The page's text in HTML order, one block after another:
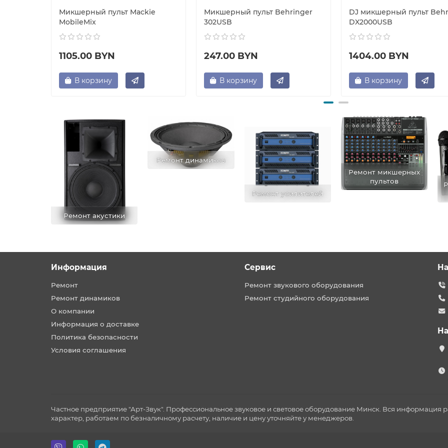
Микшерный пульт Mackie
MobileMix
1105.00 BYN
В корзину
Микшерный пульт Behringer
302USB
247.00 BYN
В корзину
DJ микшерный пульт
DX2000USB
1404.00 BYN
В корзину
Ремонт акустики
Ремонт динамиков
Ремонт усилителей
Ремонт микшерных
пультов
Информация
Ремонт
Ремонт динамиков
О компании
Информация о доставке
Политика безопасности
Условия соглашения
Сервис
Ремонт звукового оборудования
Ремонт студийного оборудования
Частное предприятие "Арт-Звук". Профессиональное звуковое и световое оборудование Минск. Вся
характер, работаем по безналичному расчету, наличие и цену уточняйте у менеджеров.